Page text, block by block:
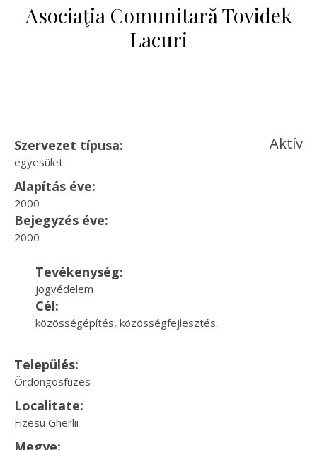
Asociaţia Comunitară Tovidek
Lacuri
Szervezet típusa:
egyesület
Aktív
Alapítás éve:
2000
Bejegyzés éve:
2000
Tevékenység:
jogvédelem
Cél:
közösségépítés, közösségfejlesztés.
Település:
Ördöngösfüzes
Localitate:
Fizesu Gherlii
Megye: